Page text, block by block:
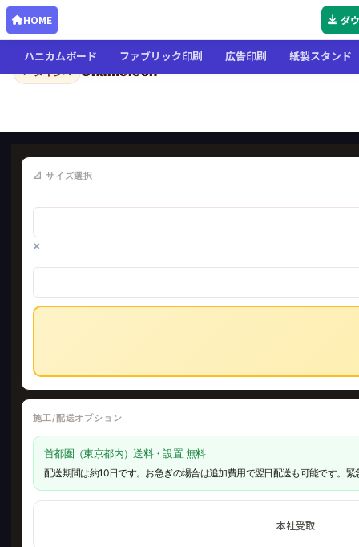
HOME ダ
ハニカムボード ファブリック印刷 広告印刷 紙製スタンド
← メインへ Chameleon
📐 サイズ選択
×
施工/配送オプション
首都圏（東京都内）送料・設置 無料
配送期間は約10日です。お急ぎの場合は追加費用で翌日配送も可能です。
本社受取